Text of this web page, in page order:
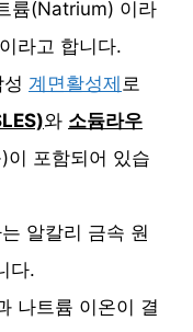
륨(Natrium) 이라
라고 합니다.
계면활성제 로
와 소듐라우
이 포함되어 있습
알칼리 금속 원
다.
나트륨 이온이 결